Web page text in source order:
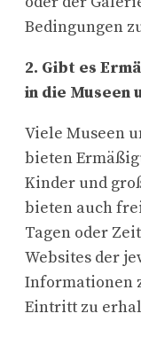
Bedingungen
2. Gibt es
in die Museen
Viele Museen
bieten
Kinder und
bieten auch
Tagen oder
Websites der
Informationen
Eintritt zu